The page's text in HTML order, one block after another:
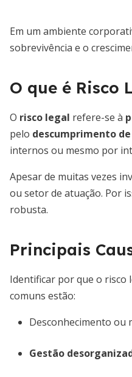
Em um ambiente
sobrevivência e o
O que é Risco
O risco legal refere-se à
pelo descumprimento
internos ou mesmo por
Apesar de muitas vezes
ou setor de atuação. Por
robusta.
Principais
Identificar por que o risco
comuns estão:
Desconhecimento ou
Gestão